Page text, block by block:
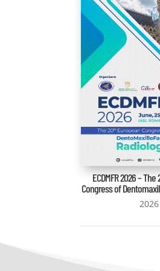
ECDMFR 2026 –
Congress of
2026